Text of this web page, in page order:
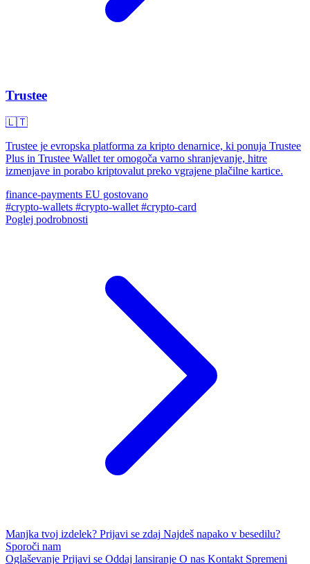
Trustee
🇱🇹
Trustee je evropska platforma za kripto denarnice, ki ponuja Trustee
Plus in Trustee Wallet ter omogoča varno shranjevanje, hitre
izmenjave in porabo kriptovalut preko vgrajene plačilne kartice.
finance-payments EU gostovano
#crypto-wallets #crypto-wallet #crypto-card
Poglej podrobnosti
Manjka tvoj izdelek? Prijavi se zdaj Najdeš napako v besedilu?
Sporoči nam
Oglaševanje Prijavi se Oddaj lansiranje O nas Kontakt Spremeni